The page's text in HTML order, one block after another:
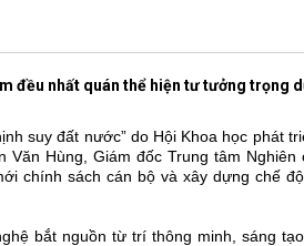
đều nhất quán thể hiện tư tưởng trọng
suy đất nước” do Hội Khoa học phát
Hùng, Giám đốc Trung tâm Nghiên
chính sách cán bộ và xây dựng chế
bắt nguồn từ trí thông minh, sáng